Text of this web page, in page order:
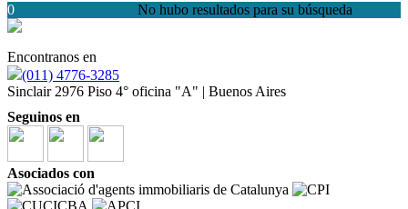
No hubo resultados para su búsqueda
0
Encontranos en
(011) 4776-3285
Sinclair 2976 Piso 4° oficina "A" | Buenos Aires
Seguinos en
Asociados con